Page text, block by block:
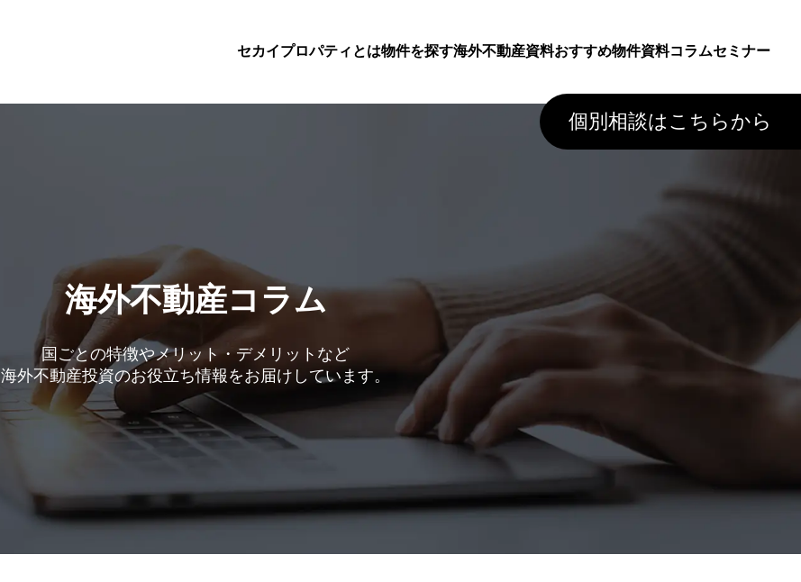
セカイプロパティとは物件を探す海外不動産資料おすすめ物件資料コラムセミナー
個別相談はこちらから
海外不動産コラム
国ごとの特徴やメリット・デメリットなど
海外不動産投資のお役立ち情報をお届けしています。